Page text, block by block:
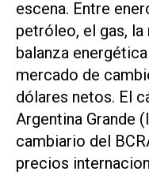
escena. Entre
petróleo, el gas,
balanza
mercado de
dólares netos. El
Argentina Grande
cambiario del
precios